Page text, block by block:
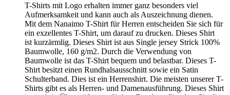
T-Shirts mit Logo erhalten immer ganz besonders viel
Aufmerksamkeit und kann auch als Auszeichnung dienen.
Mit dem Nanaimo T-Shirt für Herren entscheiden Sie sich für
ein exzellentes T-Shirt, um darauf zu drucken. Dieses Shirt
ist kurzärmlig. Dieses Shirt ist aus Single jersey Strick 100%
Baumwolle, 160 g/m2. Durch die Verwendung von
Baumwolle ist das T-Shirt bequem und belastbar. Dieses T-
Shirt besitzt einen Rundhalsausschnitt sowie ein Satin
Schulterband. Dies ist ein Herrenshirt. Die meisten unserer T-
Shirts gibt es als Herren- und Damenausführung. Dieses Shirt